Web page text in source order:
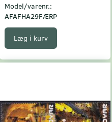
Model/varenr.:
AFAFHA29FÆRP
Læg i kurv